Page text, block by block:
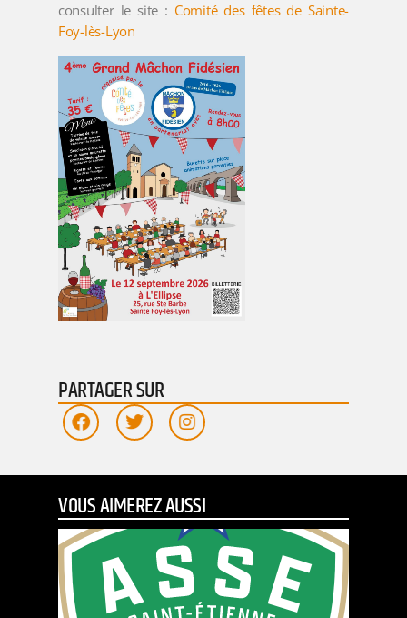
consulter le site : Comité des fêtes de Sainte-
Foy-lès-Lyon
PARTAGER SUR
VOUS AIMEREZ AUSSI